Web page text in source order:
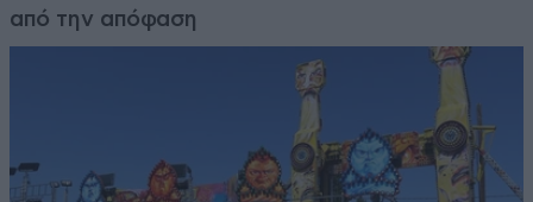
από την απόφαση